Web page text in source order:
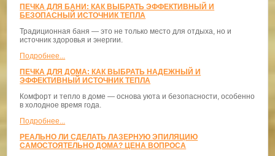
ПЕЧКА ДЛЯ БАНИ: КАК ВЫБРАТЬ ЭФФЕКТИВНЫЙ И
БЕЗОПАСНЫЙ ИСТОЧНИК ТЕПЛА
Традиционная баня — это не только место для отдыха, но и
источник здоровья и энергии.
Подробнее...
ПЕЧКА ДЛЯ ДОМА: КАК ВЫБРАТЬ НАДЕЖНЫЙ И
ЭФФЕКТИВНЫЙ ИСТОЧНИК ТЕПЛА
Комфорт и тепло в доме — основа уюта и безопасности, особенно
в холодное время года.
Подробнее...
РЕАЛЬНО ЛИ СДЕЛАТЬ ЛАЗЕРНУЮ ЭПИЛЯЦИЮ
САМОСТОЯТЕЛЬНО ДОМА? ЦЕНА ВОПРОСА